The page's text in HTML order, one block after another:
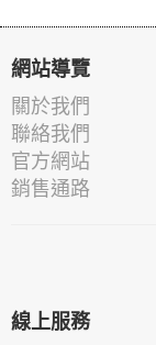
網站導覽
關於我們
聯絡我們
官方網站
銷售通路
線上服務